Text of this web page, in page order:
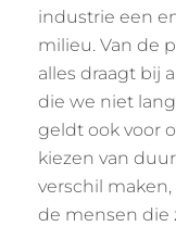
industrie een
milieu. Van de
alles draagt bij
die we niet
geldt ook voor
kiezen van
verschil
de mensen die